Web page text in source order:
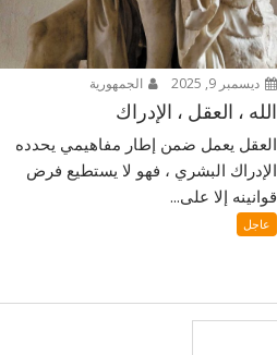
ديسمبر 9, 2025 الجمهورية
الله ، العقل ، الإدراك
العقل يعمل ضمن إطار مفاهيمي يحدده
الإدراك البشري ، فهو لا يستطيع فرض
قوانينه إلا على...
عاجل